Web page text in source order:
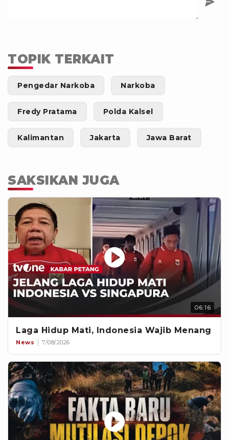
TOPIK TERKAIT
Pengedar Narkoba Narkoba
Fredy Pratama Polda Kalsel
Kalimantan Jakarta Jawa Barat
SAKSIKAN JUGA
06:16
Laga Hidup Mati, Indonesia Wajib Menang
News 7/08/2026